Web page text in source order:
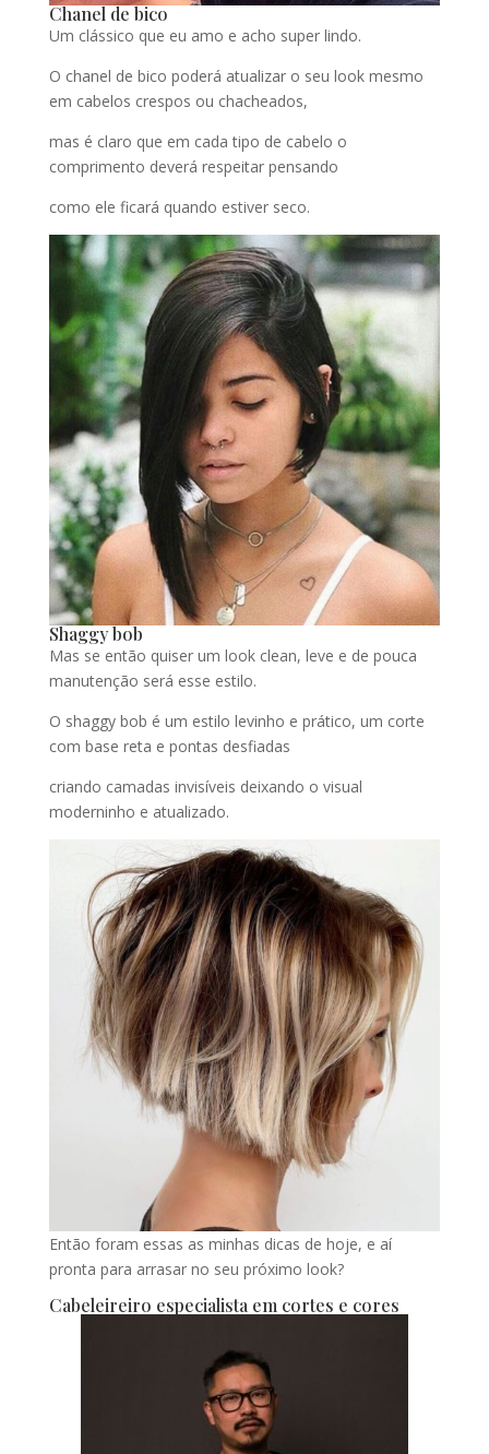
Chanel de bico
Um clássico que eu amo e acho super lindo.
O chanel de bico poderá atualizar o seu look mesmo
em cabelos crespos ou chacheados,
mas é claro que em cada tipo de cabelo o
comprimento deverá respeitar pensando
como ele ficará quando estiver seco.
Shaggy bob
Mas se então quiser um look clean, leve e de pouca
manutenção será esse estilo.
O shaggy bob é um estilo levinho e prático, um corte
com base reta e pontas desfiadas
criando camadas invisíveis deixando o visual
moderninho e atualizado.
Então foram essas as minhas dicas de hoje, e aí
pronta para arrasar no seu próximo look?
Cabeleireiro especialista em cortes e cores